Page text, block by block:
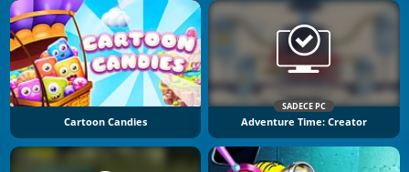
Cartoon Candies
SADECE PC
Adventure Time: Creator